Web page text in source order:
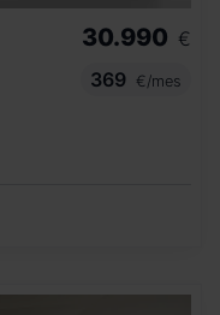
30.990 €
369
€/mes